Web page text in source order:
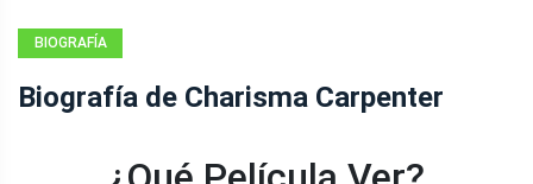
BIOGRAFÍA
Biografía de Charisma Carpenter